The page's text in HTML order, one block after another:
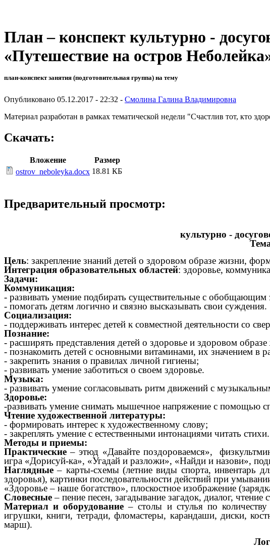
План – конспект культурно -
«Путешествие на остров
план-конспект занятия (подготовительная группа) на тему
Опубликовано 05.12.2017 - 22:32 - Смолина Галина Владимировна
Материал разработан в рамках тематической недели "Счастлив тот, кто
Скачать:
Вложение
Размер
ostrov_neboleyka.docx 18.81 КБ
Предварительный просмотр:
культурно -
Цель: закрепление знаний детей о здоровом образе жизни,
Интеграция образовательных областей: здоровье,
Задачи:
Коммуникация:
- развивать умение подбирать существительные с обобщающим
- помогать детям логично и связно высказывать свои суждения.
Социализация:
- поддерживать интерес детей к совместной деятельности со
Познание:
- расширять представления детей о здоровье и здоровом
- познакомить детей с основными витаминами, их значением в
- закрепить знания о правилах личной гигиены;
- развивать умение заботиться о своем здоровье.
Музыка:
- развивать умение согласовывать ритм движений с
Здоровье:
-развивать умение снимать мышечное напряжение с помощью
Чтение художественной литературы:
- формировать интерес к художественному слову;
- закреплять умение с естественными интонациями читать стихи.
Методы и приемы:
Практические– этюд «Давайте поздороваемся»,
игра «Дорисуй-ка», «Угадай и разложи», «Найди и назови»,
Наглядные– карты-схемы (летние виды спорта, инвентарь
здоровья), картинки последовательности действий при
«Здоровье – наше богатство», плоскостное изображение
Словесные– пение песен, загадывание загадок, диалог, чтение
Материал и оборудование – столы и стулья по
игрушки, книги, тетради, фломастеры, карандаши, диски,
марш).